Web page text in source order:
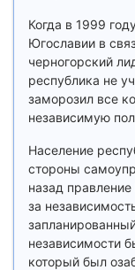
Когда в 1999
Югославии в
черногорский
республика не
заморозил все
независимую
Население
стороны
назад
за
независимости
который был